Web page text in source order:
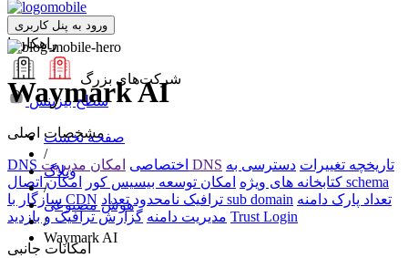
ورود به پنل کاربری
راهکارها
شرکت‌های بزرگ
سطح بیزینس
مشخصات اصلی
DNS اختصاصی امکان مدیریت DNS تاریخچه تغییرات دسترسی به
کتابخانه های ویژه امکان توسعه بیسیس کور
امکان اتصال schema
سازگار با CDN
ترافیک نامحدود تعداد sub domain تعداد پارک دامنه
مدیریت دامنه گزارش ترافیک و بازدید Trust Login
امکانات جانبی
Waymark AI
صفحه نخست
/
وبلاگ
/
هوش مصنوعی
/
Waymark AI